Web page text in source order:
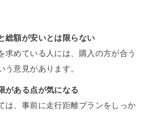
総額が安いとは限らない
求めている人には、購入の方が合う
う意見があります。
がある点が気になる
は、事前に走行距離プランをしっか